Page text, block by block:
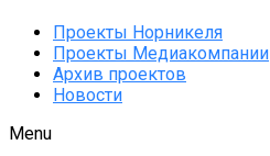
Проекты Норникеля
Проекты Медиакомпании
Архив проектов
Новости
Menu